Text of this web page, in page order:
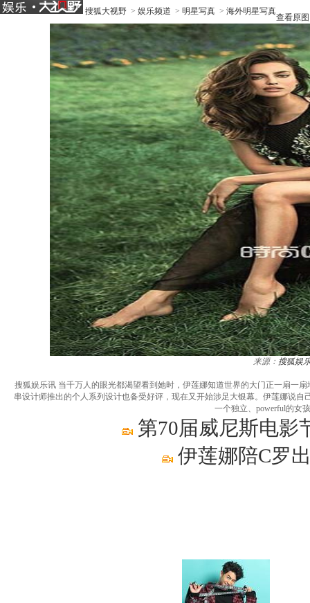
搜狐大视野 > 娱乐频道 > 明星写真 > 海外明星写真
查看原图
来源： 搜狐娱
搜狐娱乐讯 当千万人的眼光都渴望看到她时，伊莲娜知道世界的大门正一扇一
串设计师推出的个人系列设计也备受好评，现在又开始涉足大银幕。伊莲娜说
一个独立、powerful的女
第70届威尼斯电影
伊莲娜陪C罗